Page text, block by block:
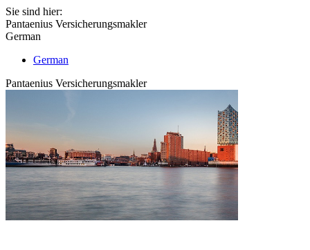
Sie sind hier:
Pantaenius Versicherungsmakler
German
German
Pantaenius Versicherungsmakler